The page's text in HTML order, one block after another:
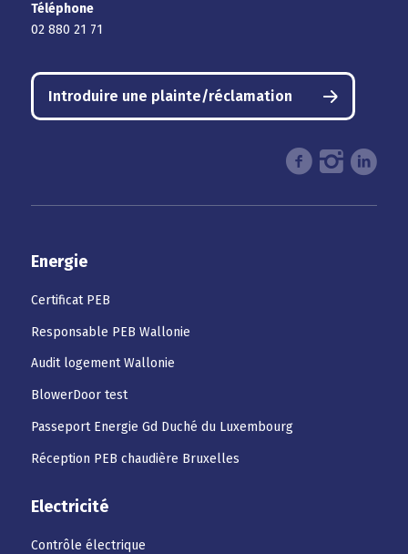
Téléphone
02 880 21 71
Introduire une plainte/réclamation
Energie
Certificat PEB
Responsable PEB Wallonie
Audit logement Wallonie
BlowerDoor test
Passeport Energie Gd Duché du Luxembourg
Réception PEB chaudière Bruxelles
Electricité
Contrôle électrique